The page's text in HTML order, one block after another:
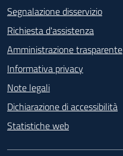
Segnalazione disservizio
Richiesta d'assistenza
Amministrazione trasparente
Informativa privacy
Note legali
Dichiarazione di accessibilità
Statistiche web